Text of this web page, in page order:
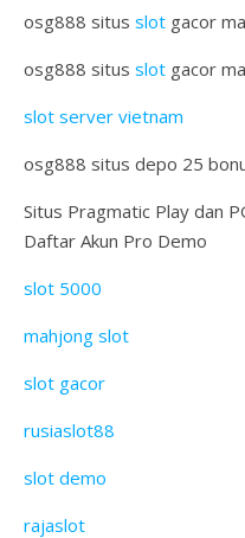
osg888 situs slot gacor
osg888 situs slot gacor
slot server vietnam
osg888 situs depo 25
Situs Pragmatic Play dan
Daftar Akun Pro Demo
slot 5000
mahjong slot
slot gacor
rusiaslot88
slot demo
rajaslot